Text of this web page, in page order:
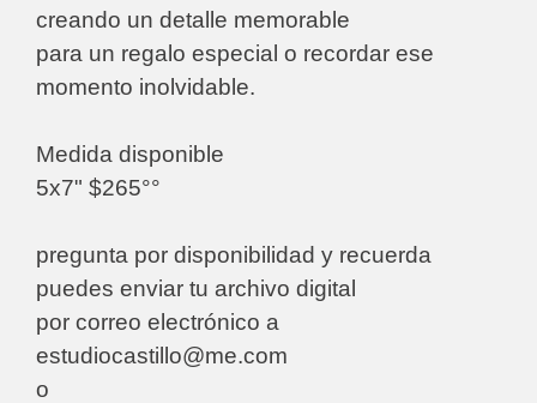
creando un detalle memorable
para un regalo especial o recordar ese
momento inolvidable.
Medida disponible
5x7" $265°°
pregunta por disponibilidad y recuerda
puedes enviar tu archivo digital
por correo electrónico a
estudiocastillo@me.com
o